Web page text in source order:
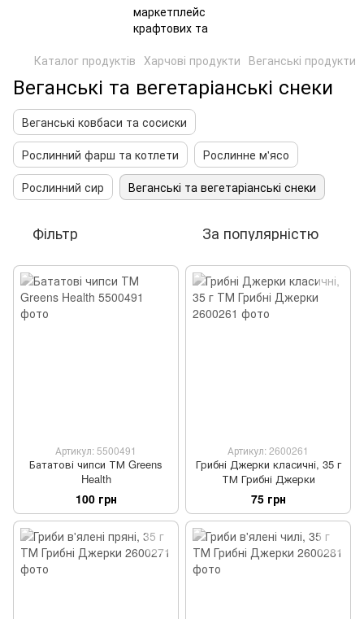
Каталог продуктів Харчові продукти Веганські продукти
Веганські та вегетаріанські снеки
Веганські ковбаси та сосиски
Рослинний фарш та котлети
Рослинне м'ясо
Рослинний сир
Веганські та вегетаріанські снеки
Фільтр За популярністю
Артикул: 5500491
Бататові чипси ТМ Greens
Health
100 грн
Артикул: 2600261
Грибні Джерки класичні, 35 г
ТМ Грибні Джерки
75 грн